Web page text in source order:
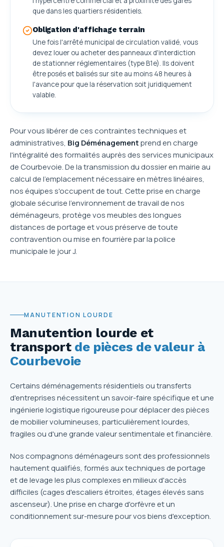
que dans les quartiers résidentiels.
Obligation d'affichage terrain
Une fois l'arrêté municipal de circulation validé, vous
devez louer ou acheter des panneaux d'interdiction
de stationner réglementaires (type B1e). Ils doivent
être posés et balisés sur site au moins 48 heures à
l'avance pour que la réservation soit juridiquement
valable.
Pour vous libérer de ces contraintes techniques et
administratives, Big Déménagementprend en charge
l'intégralité des formalités auprès des services municipaux
de Courbevoie. De la transmission du dossier en mairie au
calcul de l'emplacement nécessaire en mètres linéaires,
nos équipes s'occupent de tout. Cette prise en charge
globale sécurise l'environnement de travail de nos
déménageurs, protège vos meubles des longues
distances de portage et vous préserve de toute
contravention ou mise en fourrière par la police
municipale le jour J.
MANUTENTION LOURDE
Manutention lourde et
transport de pièces de valeur à
Courbevoie
Certains déménagements résidentiels ou transferts
d'entreprises nécessitent un savoir-faire spécifique et une
ingénierie logistique rigoureuse pour déplacer des pièces
de mobilier volumineuses, particulièrement lourdes,
fragiles ou d'une grande valeur sentimentale et financière.
Nos compagnons déménageurs sont des professionnels
hautement qualifiés, formés aux techniques de portage
et de levage les plus complexes en milieux d'accès
difficiles (cages d'escaliers étroites, étages élevés sans
ascenseur). Une prise en charge d'orfèvre et un
conditionnement sur-mesure pour vos biens d'exception.